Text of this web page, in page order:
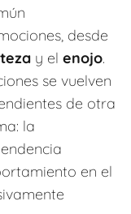
desde
y el enojo.
se vuelven
de otra
la
en el